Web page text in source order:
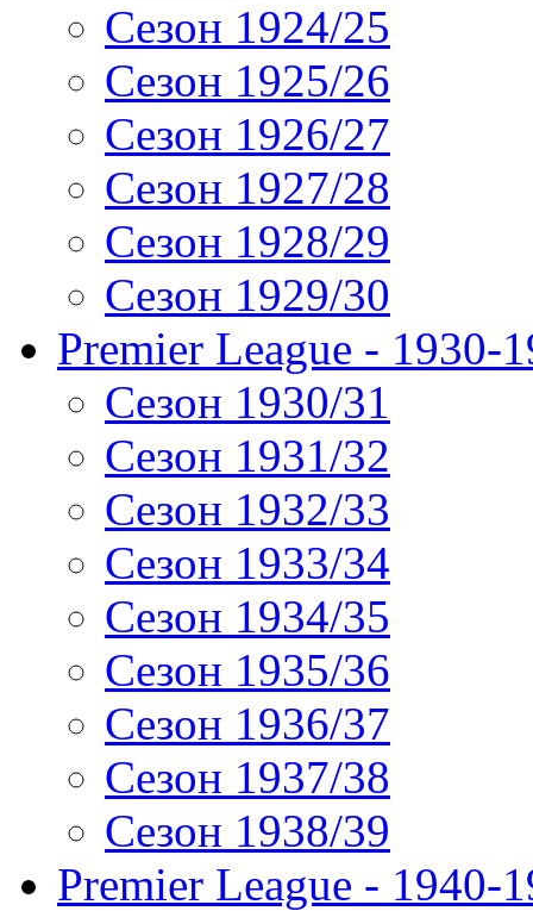
Сезон 1924/25
Сезон 1925/26
Сезон 1926/27
Сезон 1927/28
Сезон 1928/29
Сезон 1929/30
Premier League - 1930-
Сезон 1930/31
Сезон 1931/32
Сезон 1932/33
Сезон 1933/34
Сезон 1934/35
Сезон 1935/36
Сезон 1936/37
Сезон 1937/38
Сезон 1938/39
Premier League - 1940-